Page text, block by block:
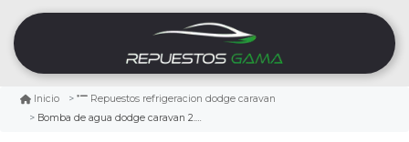
Inicio
Repuestos refrigeracion dodge caravan
Bomba de agua dodge caravan 2.4 1996/2007